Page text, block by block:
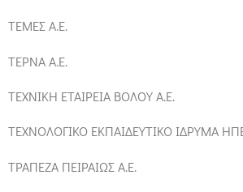
ΤΕΜΕΣ Α.Ε.
ΤΕΡΝΑ Α.Ε.
ΤΕΧΝΙΚΗ ΕΤΑΙΡΕΙΑ ΒΟΛΟΥ Α.Ε.
ΤΕΧΝΟΛΟΓΙΚΟ ΕΚΠΑΙΔΕΥΤΙΚΟ ΙΔΡΥΜΑ
ΤΡΑΠΕΖΑ ΠΕΙΡΑΙΩΣ Α.Ε.